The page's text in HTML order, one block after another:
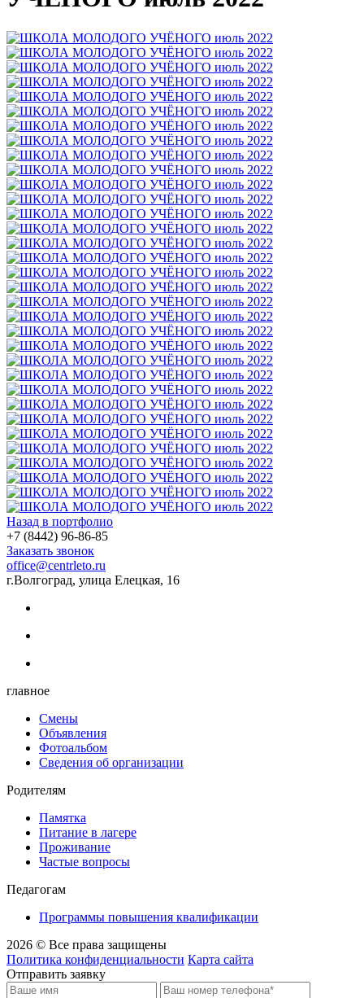
Назад в портфолио
+7 (8442) 96-86-85
Заказать звонок
office@centrleto.ru
г.Волгоград, улица Елецкая, 16
главное
Смены
Объявления
Фотоальбом
Сведения об организации
Родителям
Памятка
Питание в лагере
Проживание
Частые вопросы
Педагогам
Программы повышения квалификации
2026 © Все права защищены
Политика конфиденциальности Карта сайта
Отправить заявку